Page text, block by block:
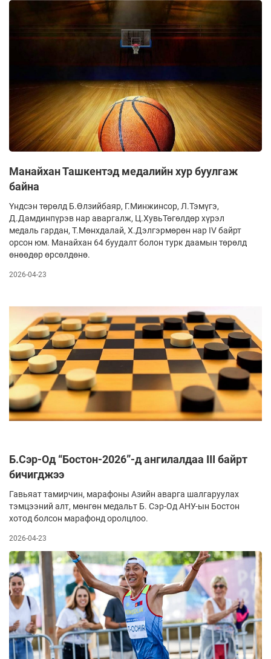
Манайхан Ташкентэд медалийн хур буулгаж
байна
Үндсэн төрөлд Б.Өлзийбаяр, Г.Минжинсор, Л.Тэмүгэ,
Д.Дамдинпүрэв нар аваргалж, Ц.ХувьТөгөлдөр хүрэл
медаль гардан, Т.Мөнхдалай, Х.Дэлгэрмөрөн нар IV байрт
орсон юм. Манайхан 64 буудалт болон турк даамын төрөлд
өнөөдөр өрсөлдөнө.
2026-04-23
Б.Сэр-Од “Бостон-2026”-д ангилалдаа III байрт
бичигджээ
Гавьяат тамирчин, марафоны Азийн аварга шалгаруулах
тэмцээний алт, мөнгөн медальт Б. Сэр-Од АНУ-ын Бостон
хотод болсон марафонд оролцлоо.
2026-04-23